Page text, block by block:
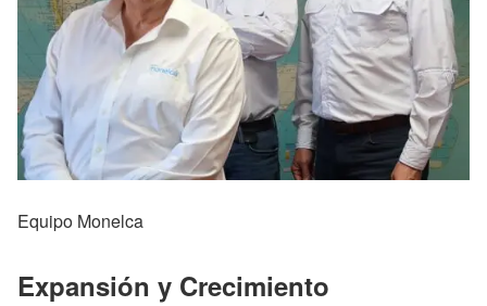
Equipo Monelca
Expansión y Crecimiento